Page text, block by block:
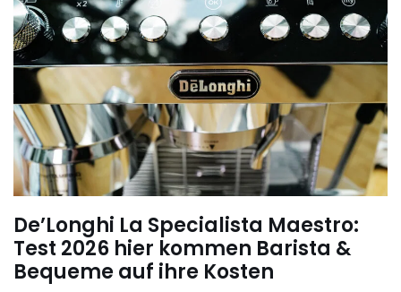
De’Longhi La Specialista Maestro:
Test 2026 hier kommen Barista &
Bequeme auf ihre Kosten